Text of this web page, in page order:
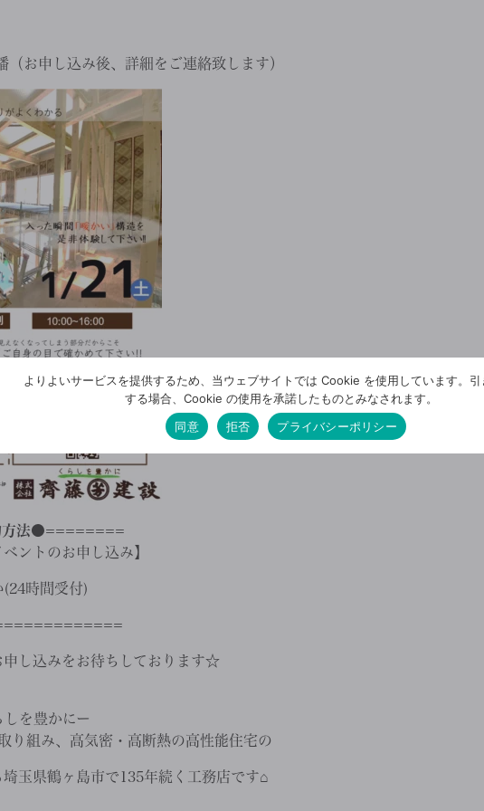
（お申し込み後、詳細をご連絡致します）
法●========
ントのお申し込み】
(24時間受付)
申し込みをお待ちしております☆
を豊かにー
り組み、高気密・高断熱の高性能住宅の
玉県鶴ヶ島市で135年続く工務店です⌂
よりよいサービスを提供するため、当ウェブサイトでは Cookie を使用しています。引
する場合、Cookie の使用を承諾したものとみなされます。
同意
拒否 プライバシーポリシー